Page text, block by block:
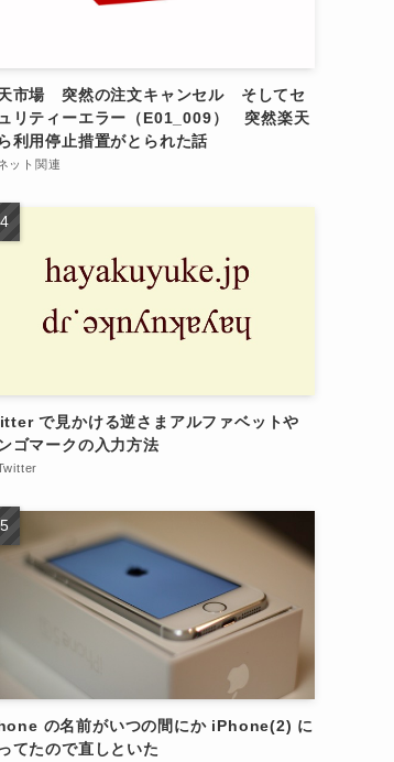
basic.ics
市場 突然の注文キャンセル そしてセ
リティーエラー（E01_009） 突然楽天
利用停止措置がとられた話
ット関連
で見かける逆さまアルファベットや
ゴマークの入力方法
の名前がいつの間にか iPhone(2) に
てたので直しといた